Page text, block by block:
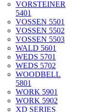
VORSTEINER
5401
VOSSEN 5501
VOSSEN 5502
VOSSEN 5503
WALD 5601
WEDS 5701
WEDS 5702
WOODBELL
5801
WORK 5901
WORK 5902
XD SERIES